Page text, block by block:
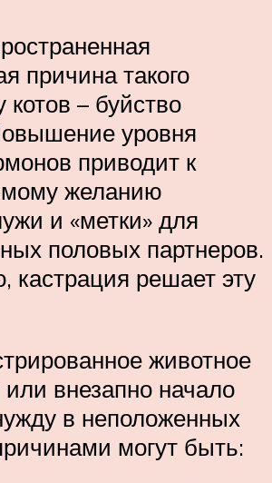
причина такого
котов – буйство
уровня
приводит к
желанию
и «метки» для
половых партнеров.
кастрация решает эту
животное
внезапно начало
в неположенных
могут быть: